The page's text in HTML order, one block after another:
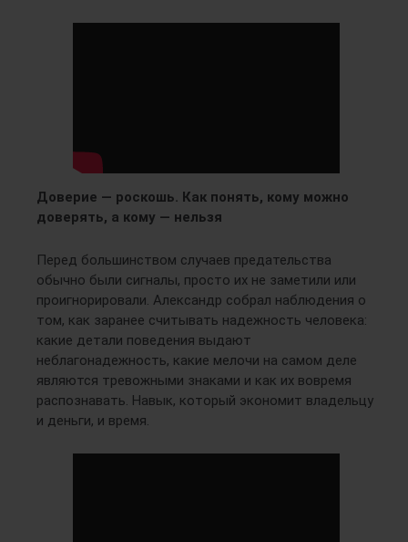
Доверие — роскошь. Как понять, кому можно
доверять, а кому — нельзя
Перед большинством случаев предательства
обычно были сигналы, просто их не заметили или
проигнорировали. Александр собрал наблюдения о
том, как заранее считывать надежность человека:
какие детали поведения выдают
неблагонадежность, какие мелочи на самом деле
являются тревожными знаками и как их вовремя
распознавать. Навык, который экономит владельцу
и деньги, и время.